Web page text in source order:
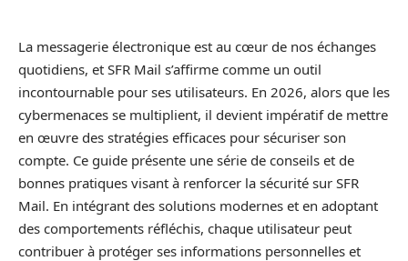
La messagerie électronique est au cœur de nos échanges
quotidiens, et SFR Mail s’affirme comme un outil
incontournable pour ses utilisateurs. En 2026, alors que les
cybermenaces se multiplient, il devient impératif de mettre
en œuvre des stratégies efficaces pour sécuriser son
compte. Ce guide présente une série de conseils et de
bonnes pratiques visant à renforcer la sécurité sur SFR
Mail. En intégrant des solutions modernes et en adoptant
des comportements réfléchis, chaque utilisateur peut
contribuer à protéger ses informations personnelles et